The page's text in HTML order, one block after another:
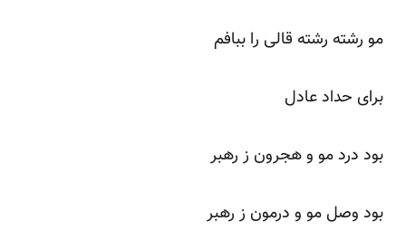
مو رشته رشته قالی را ببافم
برای حداد عادل
بود درد مو و هجرون ز رهبر
بود وصل مو و درمون ز رهبر